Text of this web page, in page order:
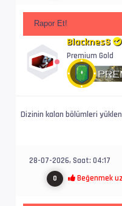
İz Adı
Dil
Rapor Et!
BlacknesS
Premium Gold
Dizinin kalan bölümleri
28-07-2026, Saat: 04:17
0 Beğenmek